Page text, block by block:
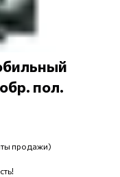
пол.
продажи)